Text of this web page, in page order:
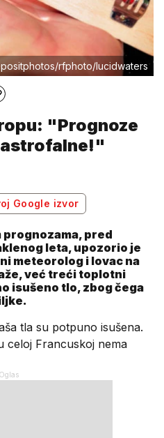
rfphoto/lucidwaters
"Prognoze
Google izvor
prognozama, pred
leta, upozorio je
meteorolog i lovac na
već treći toplotni
isušeno tlo, zbog čega
tla su potpuno isušena.
celoj Francuskoj nema